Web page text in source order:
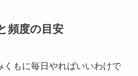
頻度の目安
くもに毎日やればいいわけで